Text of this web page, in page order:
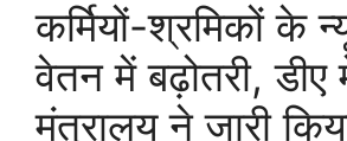
कर्मियों-श्रमिकों के
वेतन में बढ़ोतरी, डीए
मंत्रालय ने जारी